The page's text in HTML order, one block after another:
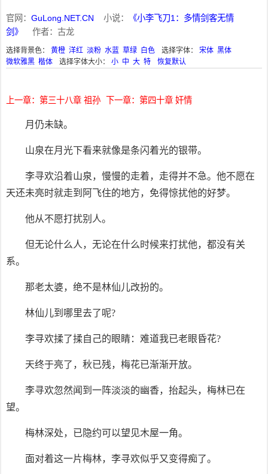
官网： GuLong.NET.CN 小说：
《小李飞刀1：多情剑客无情
剑》
作者：古龙
选择背景色： 黄橙 洋红 淡粉 水蓝 草绿 白色 选择字体： 宋体 黑体
微软雅黑 楷体 选择字体大小： 小 中 大 特 恢复默认
上一章：第三十八章 祖孙 下一章：第四十章 奸情
月仍未缺。
山泉在月光下看来就像是条闪着光的银带。
李寻欢沿着山泉，慢慢的走着，走得并不急。他不愿在
天还未亮时就走到阿飞住的地方，免得惊扰他的好梦。
他从不愿打扰别人。
但无论什么人，无论在什么时候来打扰他，都没有关
系。
那老太婆，绝不是林仙儿改扮的。
林仙儿到哪里去了呢?
李寻欢揉了揉自己的眼睛：难道我已老眼昏花?
天终于亮了，秋已残，梅花已渐渐开放。
李寻欢忽然闻到一阵淡淡的幽香，抬起头，梅林已在
望。
梅林深处，已隐约可以望见木屋一角。
面对着这一片梅林，李寻欢似乎又变得痴了。